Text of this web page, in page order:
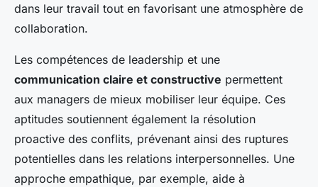
dans leur travail tout en favorisant une atmosphère de
collaboration.
Les compétences de leadership et une
communication claire et constructive permettent
aux managers de mieux mobiliser leur équipe. Ces
aptitudes soutiennent également la résolution
proactive des conflits, prévenant ainsi des ruptures
potentielles dans les relations interpersonnelles. Une
approche empathique, par exemple, aide à